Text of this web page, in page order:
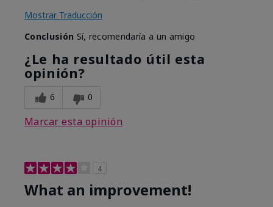
Mostrar Traducción
Conclusión Sí, recomendaría a un amigo
¿Le ha resultado útil esta
opinión?
6 0
Marcar esta opinión
4
What an improvement!